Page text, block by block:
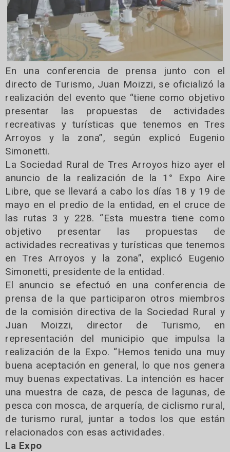
En una conferencia de prensa junto con el
directo de Turismo, Juan Moizzi, se oficializó la
realización del evento que “tiene como objetivo
presentar las propuestas de actividades
recreativas y turísticas que tenemos en Tres
Arroyos y la zona”, según explicó Eugenio
Simonetti.
La Sociedad Rural de Tres Arroyos hizo ayer el
anuncio de la realización de la 1° Expo Aire
Libre, que se llevará a cabo los días 18 y 19 de
mayo en el predio de la entidad, en el cruce de
las rutas 3 y 228. “Esta muestra tiene como
objetivo presentar las propuestas de
actividades recreativas y turísticas que tenemos
en Tres Arroyos y la zona”, explicó Eugenio
Simonetti, presidente de la entidad.
El anuncio se efectuó en una conferencia de
prensa de la que participaron otros miembros
de la comisión directiva de la Sociedad Rural y
Juan Moizzi, director de Turismo, en
representación del municipio que impulsa la
realización de la Expo. “Hemos tenido una muy
buena aceptación en general, lo que nos genera
muy buenas expectativas. La intención es hacer
una muestra de caza, de pesca de lagunas, de
pesca con mosca, de arquería, de ciclismo rural,
de turismo rural, juntar a todos los que están
relacionados con esas actividades.
La Expo